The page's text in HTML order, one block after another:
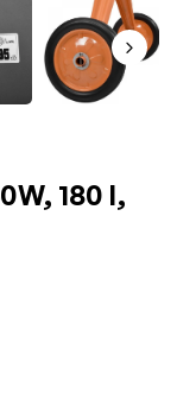
180 l,